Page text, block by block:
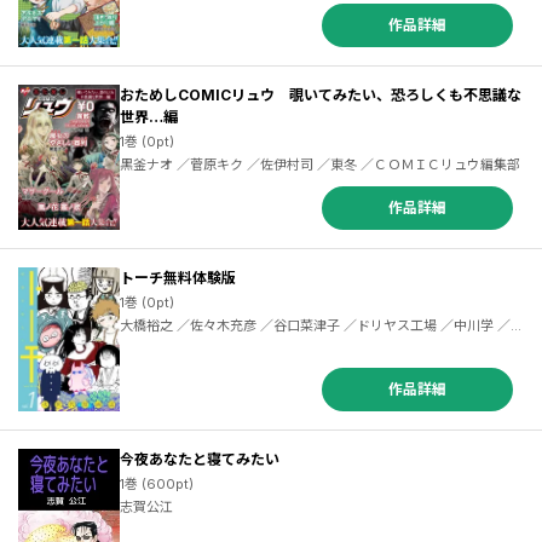
作品詳細
おためしCOMICリュウ 覗いてみたい、恐ろしくも不思議な
世界…編
1巻 (0pt)
黒釜ナオ ／菅原キク ／佐伊村司 ／東冬 ／ＣＯＭＩＣリュウ編集部
作品詳細
トーチ無料体験版
1巻 (0pt)
大橋裕之 ／佐々木充彦 ／谷口菜津子 ／ドリヤス工場 ／中川学 ／平
作品詳細
今夜あなたと寝てみたい
1巻 (600pt)
志賀公江